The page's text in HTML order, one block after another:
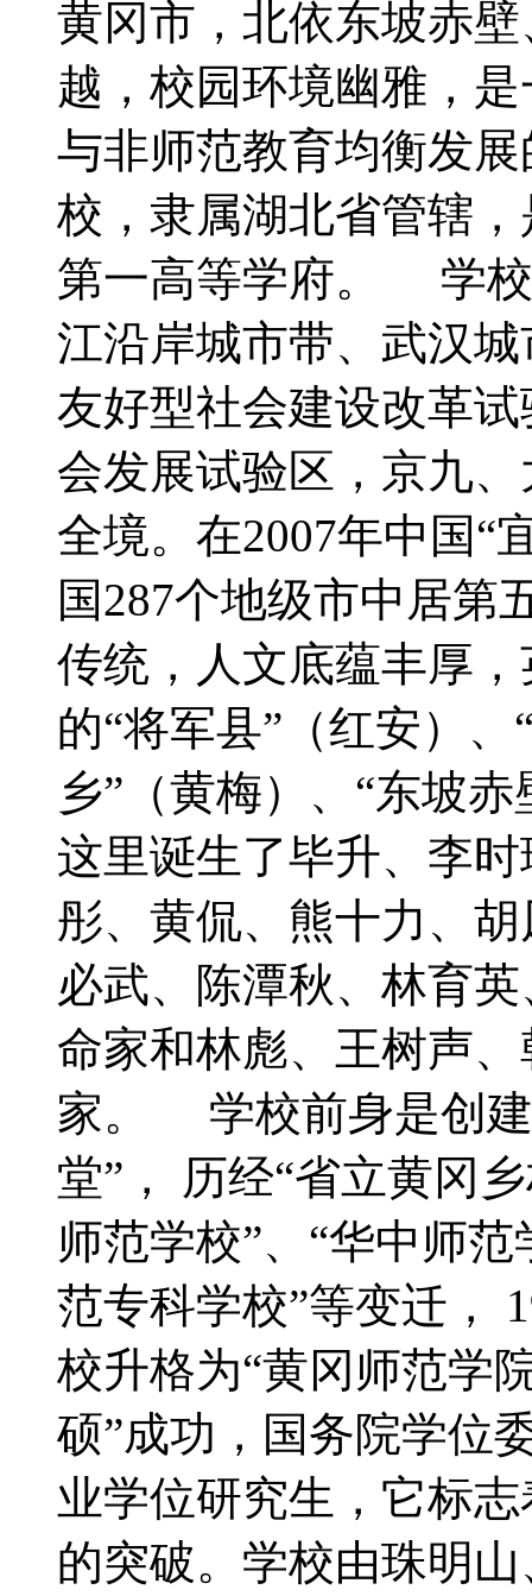
黄冈市，北依东坡赤
越，校园环境幽雅，
与非师范教育均衡发
校，隶属湖北省管辖
第一高等学府。 学校
江沿岸城市带、武汉
友好型社会建设改革
会发展试验区，京九
全境。在2007年中国“
国287个地级市中居第
传统，人文底蕴丰厚
的“将军县”（红安）
乡”（黄梅）、“东坡
这里诞生了毕升、李
彤、黄侃、熊十力、
必武、陈潭秋、林育
命家和林彪、王树声
家。 学校前身是创建
堂”， 历经“省立黄冈
师范学校”、“华中师
范专科学校”等变迁，
校升格为“黄冈师范学
硕”成功，国务院学位
业学位研究生，它标
的突破。学校由珠明